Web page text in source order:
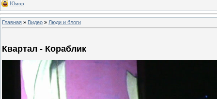
Юмор
Главная » Видео » Люди и блоги
Квартал - Кораблик